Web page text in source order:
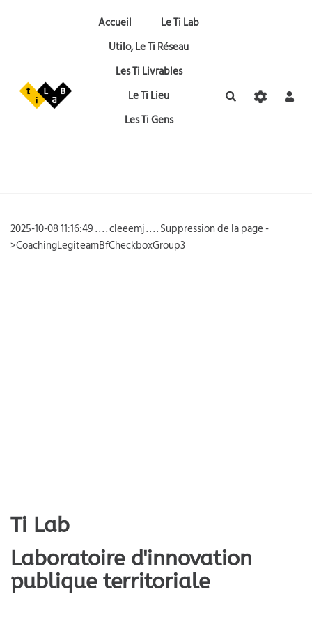
Aller au contenu principal
Accueil
Le Ti Lab
Utilo, Le Ti Réseau
Les Ti Livrables
Le Ti Lieu
Les Ti Gens
Rechercher
2025-10-08 11:16:49 . . . . cleeemj . . . . Suppression de la page -
>CoachingLegiteamBfCheckboxGroup3
Ti Lab
Laboratoire d'innovation
publique territoriale